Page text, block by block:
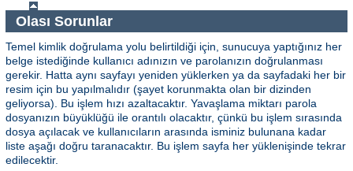
Olası Sorunlar
Temel kimlik doğrulama yolu belirtildiği için, sunucuya yaptığınız her
belge istediğinde kullanıcı adınızın ve parolanızın doğrulanması
gerekir. Hatta aynı sayfayı yeniden yüklerken ya da sayfadaki her bir
resim için bu yapılmalıdır (şayet korunmakta olan bir dizinden
geliyorsa). Bu işlem hızı azaltacaktır. Yavaşlama miktarı parola
dosyanızın büyüklüğü ile orantılı olacaktır, çünkü bu işlem sırasında
dosya açılacak ve kullanıcıların arasında isminiz bulunana kadar
liste aşağı doğru taranacaktır. Bu işlem sayfa her yüklenişinde tekrar
edilecektir.